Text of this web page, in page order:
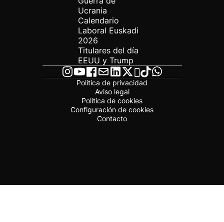
Ucrania
Calendario
Laboral Euskadi
2026
Titulares del día
EEUU y Trump
Política de privacidad
Aviso legal
Política de cookies
Configuración de cookies
Contacto